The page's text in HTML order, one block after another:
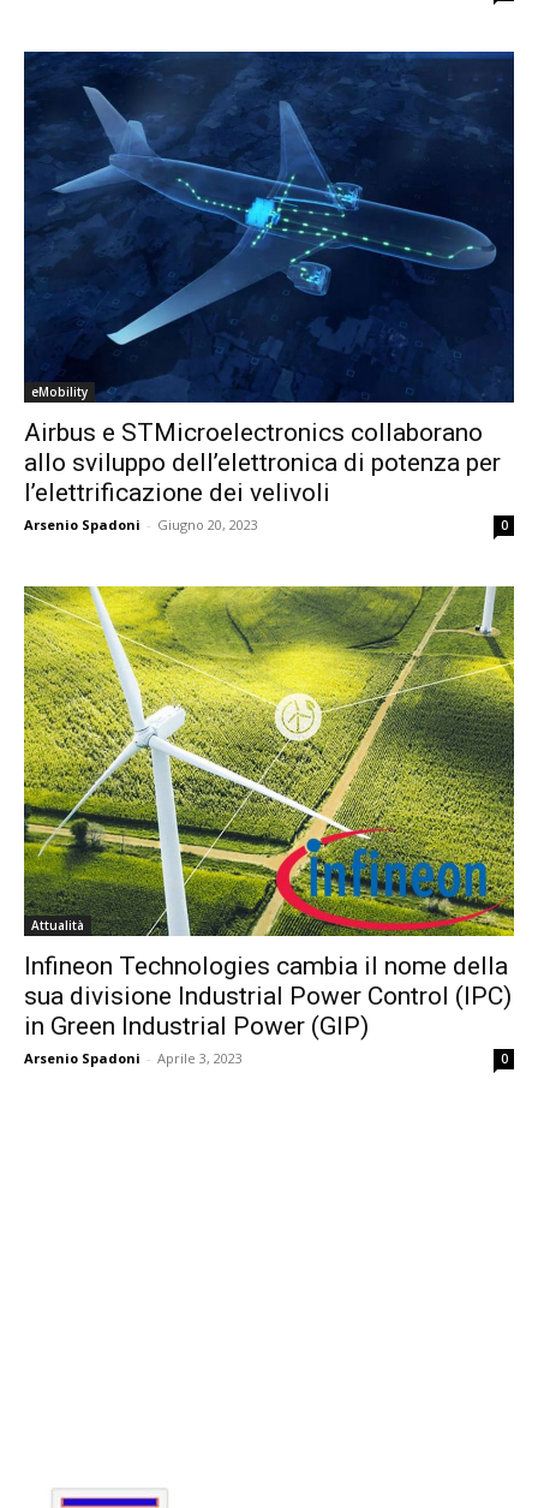
eMobility
Airbus e STMicroelectronics collaborano
allo sviluppo dell’elettronica di potenza per
l’elettrificazione dei velivoli
Arsenio Spadoni - Giugno 20, 2023 0
Attualità
Infineon Technologies cambia il nome della
sua divisione Industrial Power Control (IPC)
in Green Industrial Power (GIP)
Arsenio Spadoni - Aprile 3, 2023 0